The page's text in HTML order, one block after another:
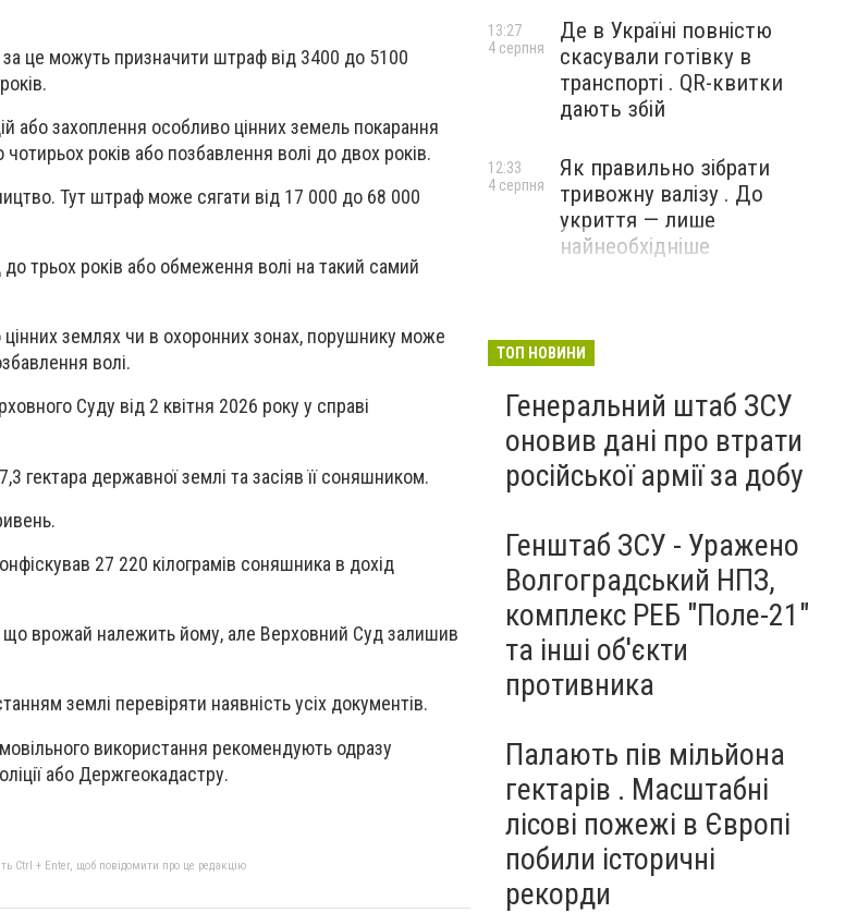
це можуть призначити штраф від 3400 до 5100
або захоплення особливо цінних земель покарання
років або позбавлення волі до двох років.
Тут штраф може сягати від 17 000 до 68 000
трьох років або обмеження волі на такий самий
землях чи в охоронних зонах, порушнику може
волі.
Суду від 2 квітня 2026 року у справі
гектара державної землі та засіяв її соняшником.
27 220 кілограмів соняшника в дохід
врожай належить йому, але Верховний Суд залишив
землі перевіряти наявність усіх документів.
використання рекомендують одразу
або Держгеокадастру.
Ctrl + Enter, щоб повідомити про це редакцію
Де в Україні повністю
скасували готівку в
транспорті . QR-квитки
дають збій
13:27
4 серпня
Як правильно зібрати
тривожну валізу . До
укриття — лише
найнеобхідніше
12:33
4 серпня
ТОП НОВИНИ
Генеральний штаб ЗСУ
оновив дані про втрати
російської армії за добу
Генштаб ЗСУ - Уражено
Волгоградський НПЗ,
комплекс РЕБ "Поле-21"
та інші об'єкти
противника
Палають пів мільйона
гектарів . Масштабні
лісові пожежі в Європі
побили історичні
рекорди